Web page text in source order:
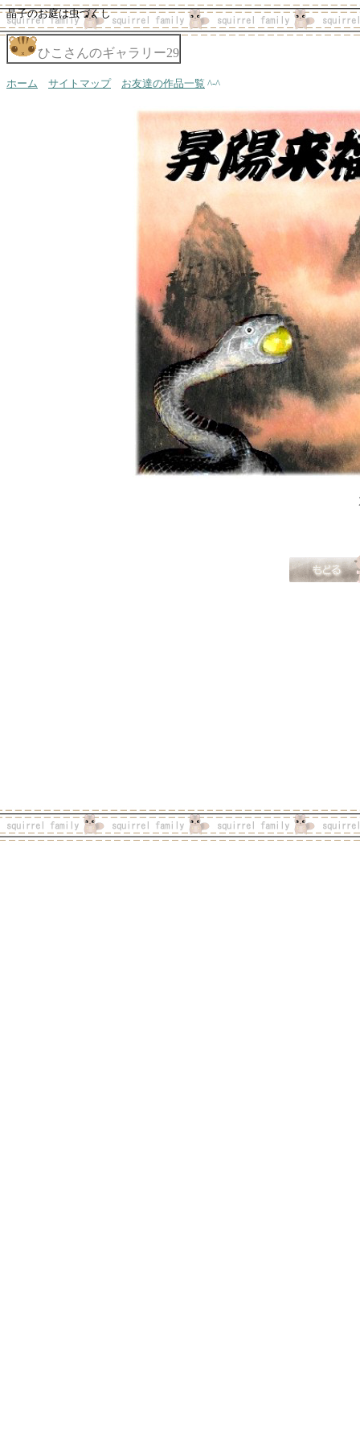
晶子のお庭は虫づくし
ひこさんのギャラリー29
ホーム サイトマップ お友達の作品一覧 ^-^